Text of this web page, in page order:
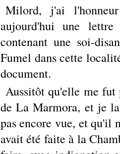
Milord, j'ai
aujourd'hui une
contenant une soi-
Fumel dans cette
document.
Aussitôt qu'elle me fut
de La Marmora, et je
pas encore vue, et qu'il
avait été faite à la